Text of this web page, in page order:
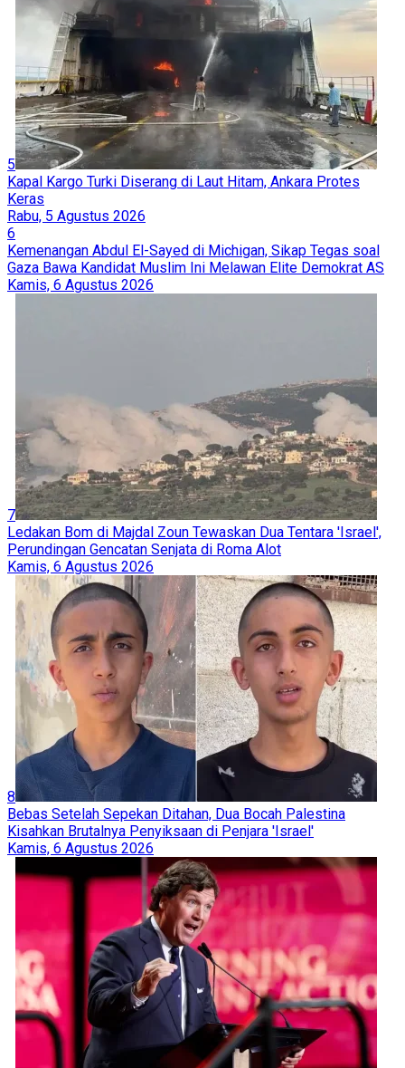
5
Kapal Kargo Turki Diserang di Laut Hitam, Ankara Protes
Keras
Rabu, 5 Agustus 2026
6
Kemenangan Abdul El-Sayed di Michigan, Sikap Tegas soal
Gaza Bawa Kandidat Muslim Ini Melawan Elite Demokrat AS
Kamis, 6 Agustus 2026
7
Ledakan Bom di Majdal Zoun Tewaskan Dua Tentara 'Israel',
Perundingan Gencatan Senjata di Roma Alot
Kamis, 6 Agustus 2026
8
Bebas Setelah Sepekan Ditahan, Dua Bocah Palestina
Kisahkan Brutalnya Penyiksaan di Penjara 'Israel'
Kamis, 6 Agustus 2026